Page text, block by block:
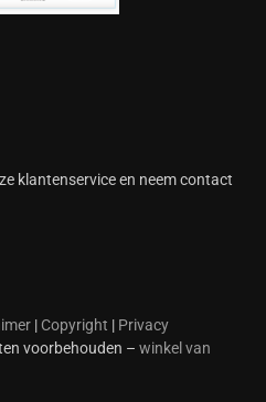
klantenservice en neem contact
| Copyright | Privacy
voorbehouden – winkel van